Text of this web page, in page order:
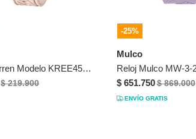
Reloj Curren Modelo KREE4501 Rosa Mujer
$ 219.900
-25%
Mulco
$ 651.750$ 869.000
ENVÍO GRATIS